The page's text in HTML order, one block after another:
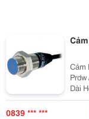
Cảm
Dài
Thực
0839 *** ***